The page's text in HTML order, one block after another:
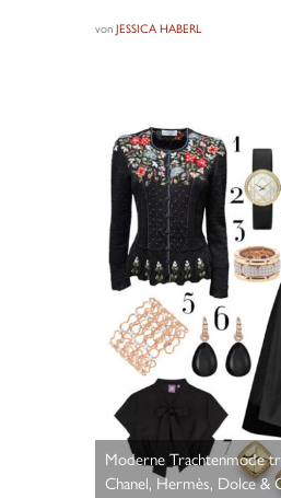
von JESSICA HABERL
Moderne Trachtenmode
Chanel, Hermès, Dolce &